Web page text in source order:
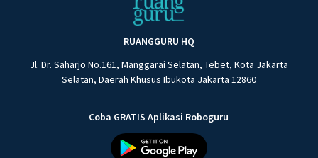
RUANGGURU HQ
Jl. Dr. Saharjo No.161, Manggarai Selatan, Tebet, Kota Jakarta
Selatan, Daerah Khusus Ibukota Jakarta 12860
Coba GRATIS Aplikasi Roboguru